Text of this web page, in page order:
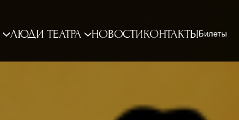
ЛЮДИ ТЕАТРА НОВОСТИКОНТАКТЫ Билеты